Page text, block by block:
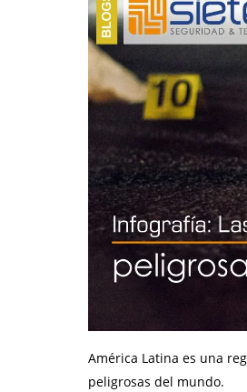
América Latina es una
peligrosas del mundo.